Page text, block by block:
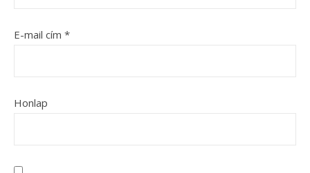
E-mail cím *
Honlap